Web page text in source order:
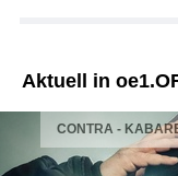
Aktuell in
CONTRA -